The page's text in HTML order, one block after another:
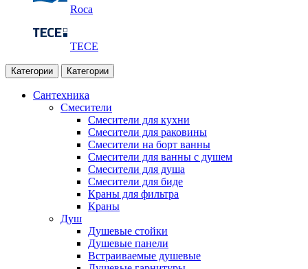
Roca
TECE
Категории Категории
Сантехника
Смесители
Смесители для кухни
Смесители для раковины
Смесители на борт ванны
Смесители для ванны с душем
Смесители для душа
Смесители для биде
Краны для фильтра
Краны
Душ
Душевые стойки
Душевые панели
Встраиваемые душевые